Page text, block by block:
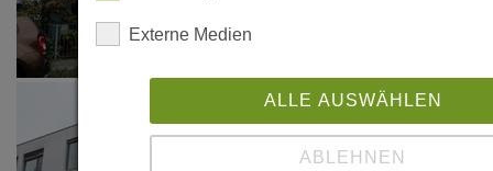
Externe Medien
ALLE AUSWÄHLEN
ABLEHNEN